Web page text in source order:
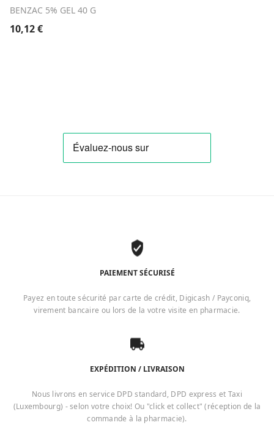
BENZAC 5% GEL 40 G
10,12€
PAIEMENT SÉCURISÉ
Payez en toute sécurité par carte de crédit, Digicash / Payconiq,
virement bancaire ou lors de la votre visite en pharmacie.
EXPÉDITION / LIVRAISON
Nous livrons en service DPD standard, DPD express et Taxi
(Luxembourg) - selon votre choix! Ou "click et collect" (réception de la
commande à la pharmacie).